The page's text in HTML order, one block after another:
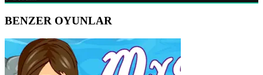
BENZER OYUNLAR